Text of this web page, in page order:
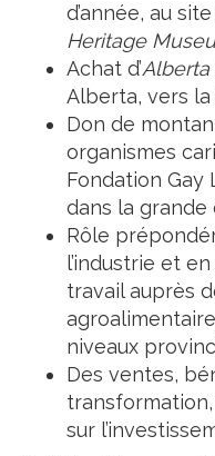
d’année, au
Heritage
Achat d’Alberta
Alberta, vers la
Don de
organismes
Fondation Gay
dans la
Rôle
l’industrie et
travail auprès
niveaux
Des ventes,
sur